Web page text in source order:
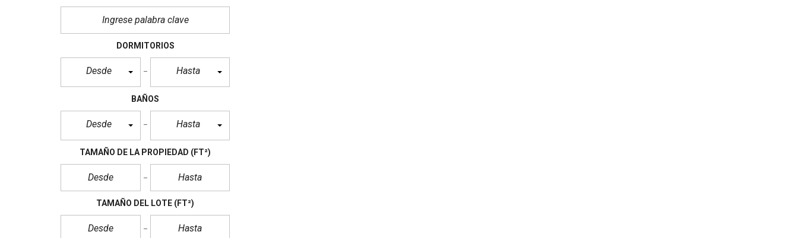
DORMITORIOS
Desde Hasta
BAÑOS
Desde Hasta
TAMAÑO DE LA PROPIEDAD (FT²)
TAMAÑO DEL LOTE (FT²)